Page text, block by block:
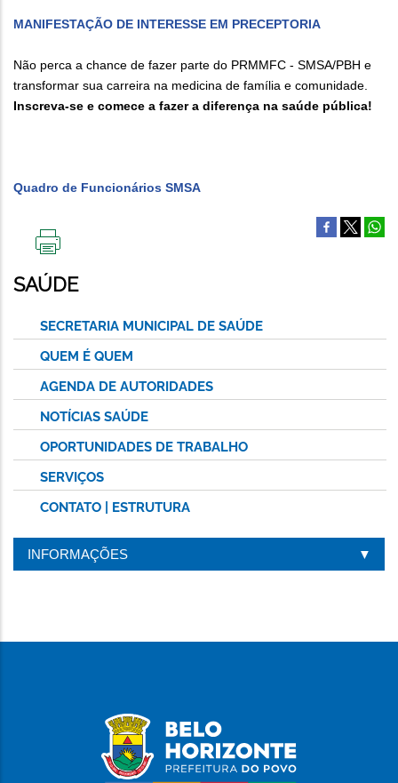
MANIFESTAÇÃO DE INTERESSE EM PRECEPTORIA
Não perca a chance de fazer parte do PRMMFC - SMSA/PBH e
transformar sua carreira na medicina de família e comunidade.
Inscreva-se e comece a fazer a diferença na saúde pública!
Quadro de Funcionários SMSA
ESTA
PÁGINA
SAÚDE
SECRETARIA MUNICIPAL DE SAÚDE
QUEM É QUEM
AGENDA DE AUTORIDADES
NOTÍCIAS SAÚDE
OPORTUNIDADES DE TRABALHO
SERVIÇOS
CONTATO | ESTRUTURA
INFORMAÇÕES